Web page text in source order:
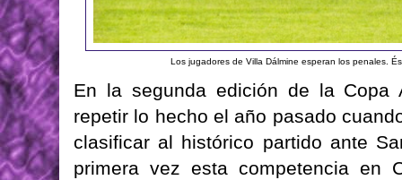
Los jugadores de Villa Dálmine esperan los penales.
En la segunda edición de la Copa
repetir lo hecho el año pasado
clasificar al histórico partido ante
primera vez esta competencia en